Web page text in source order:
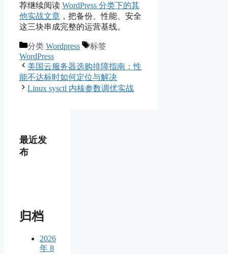
荐继续阅读 WordPress 分类下的其
他实战文章 ，把备份、性能、安全
这三块串成完整的运营基线。
分类 Wordpress
标签
WordPress
美国云服务器选购排障指南：性
能不达标时如何定位与解决
Linux sysctl 内核参数调优实战
最近发
布
归档
2026
年 8